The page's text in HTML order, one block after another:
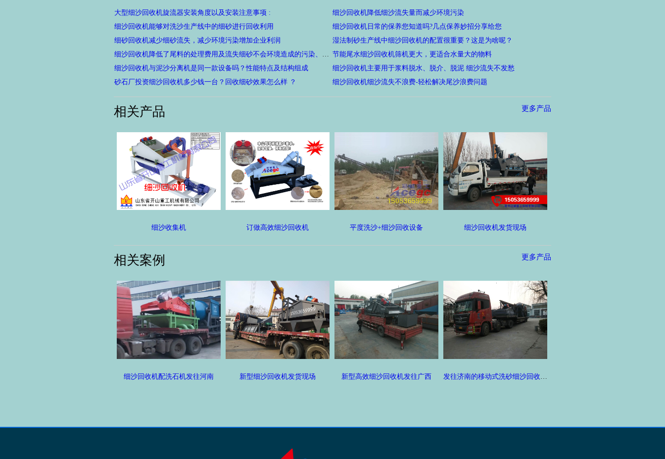
大型细沙回收机旋流器安装角度以及安装注意事项 :
细沙回收机降低细沙流失量而减少环境污染
细沙回收机能够对洗沙生产线中的细砂进行回收利用
细沙回收机日常的保养您知道吗?几点保养妙招分享给您
细砂回收机减少细砂流失，减少环境污染增加企业利润
湿法制砂生产线中细沙回收机的配置很重要？这是为啥呢？
节能尾水细沙回收机筛机更大，更适合水量大的物料
细沙回收机与泥沙分离机是同一款设备吗？性能特点及结构组成
细沙回收机主要用于浆料脱水、脱介、脱泥 细沙流失不发愁
砂石厂投资细沙回收机多少钱一台？回收细砂效果怎么样 ？
细沙回收机细沙流失不浪费-轻松解决尾沙浪费问题
相关产品 更多产品
细沙收集机 订做高效细沙回收机 平度洗沙+细沙回收设备 细沙回收机发货现场
相关案例 更多产品
细沙回收机配洗石机发往河南 新型细沙回收机发货现场 新型高效细沙回收机发往广西